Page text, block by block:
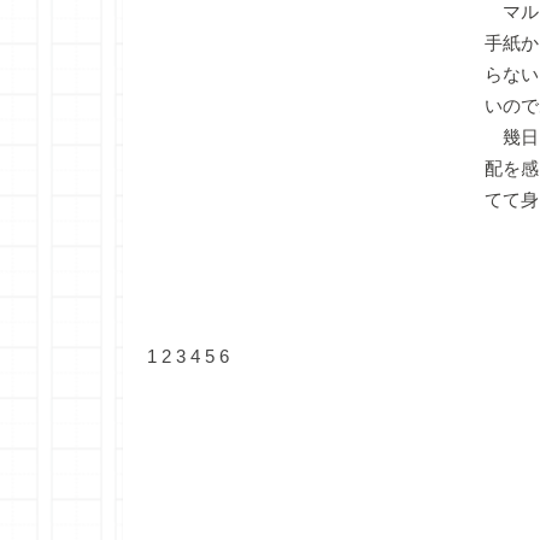
マル
手紙
らな
いの
幾日
配を
てて
1 2 3 4 5 6